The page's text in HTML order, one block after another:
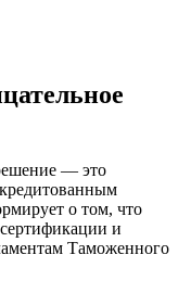
— это
о том, что
и
Таможенного